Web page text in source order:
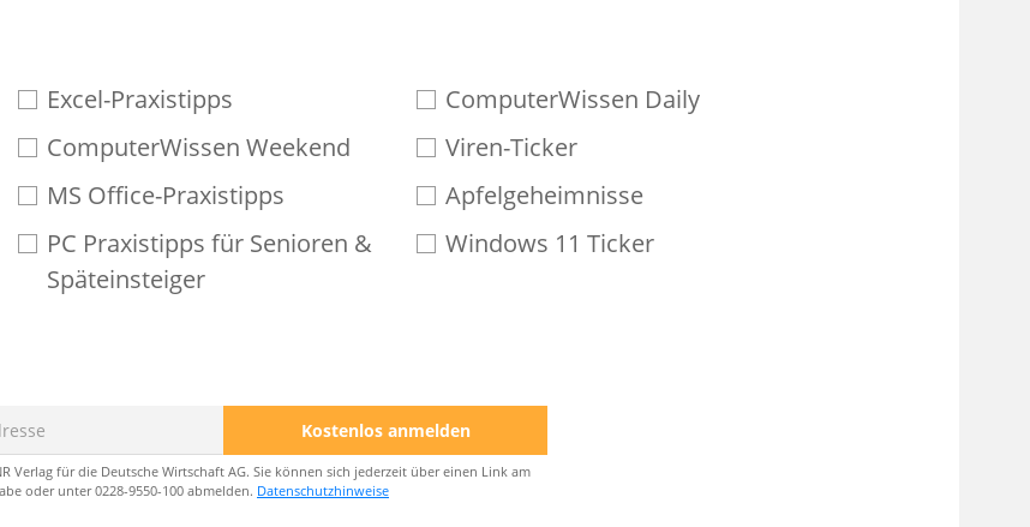
Excel-Praxistipps
ComputerWissen Daily
ComputerWissen Weekend
Viren-Ticker
MS Office-Praxistipps
Apfelgeheimnisse
PC Praxistipps für Senioren &
Späteinsteiger
Windows 11 Ticker
Kostenlos anmelden
Verlag für die Deutsche Wirtschaft AG. Sie können sich jederzeit über einen Link am
oder unter 0228-9550-100 abmelden. Datenschutzhinweise